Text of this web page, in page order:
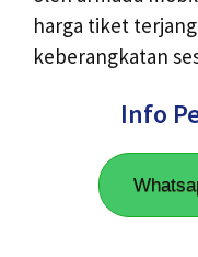
harga tiket
keberangkatan
Info